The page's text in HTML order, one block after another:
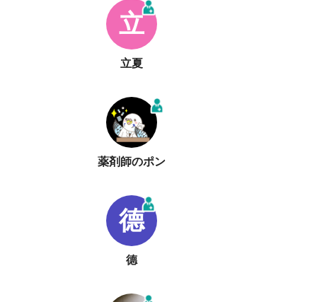
立
立夏
薬剤師のポン
德
德